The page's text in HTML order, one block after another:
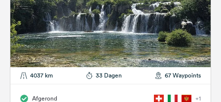
4037 km 33 Dagen 67 Waypoints
Afgerond +1